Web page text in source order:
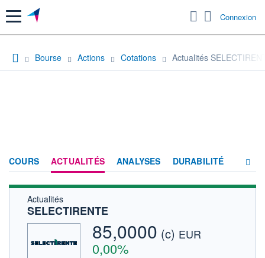
Menu Connexion
Bourse Actions Cotations Actualités
COURS ACTUALITÉS ANALYSES DURABILITÉ
FORUM
Actualités
SELECTIRENTE
85,0000 (c) EUR
0,00%